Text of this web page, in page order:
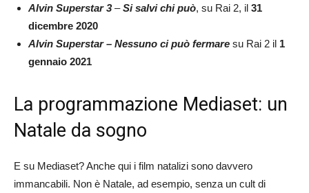
Alvin Superstar 3 –Si salvi chi può, su Rai 2, il 31
dicembre 2020
Alvin Superstar – Nessuno ci può fermare su Rai 2 il 1
gennaio 2021
La programmazione Mediaset: un
Natale da sogno
E su Mediaset? Anche qui i film natalizi sono davvero
immancabili. Non è Natale, ad esempio, senza un cult di